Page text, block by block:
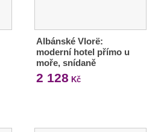
Albánské Vlorë:
moderní hotel přímo u
moře, snídaně
2 128 Kč